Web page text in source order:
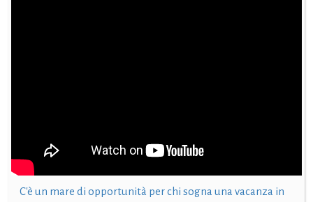
C'è un mare di opportunità per chi sogna una vacanza in